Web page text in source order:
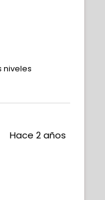
niveles
Hace 2 años